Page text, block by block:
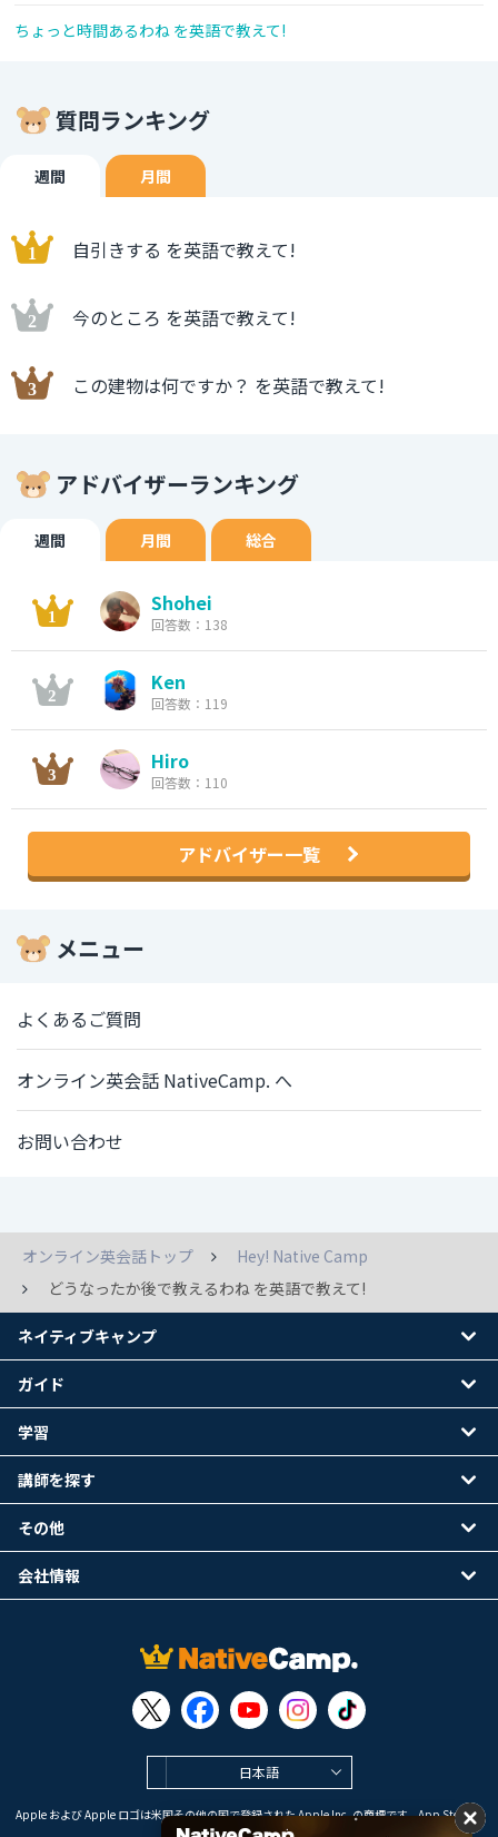
ちょっと時間あるわね を英語で教えて!
質問ランキング
週間 月間
自引きする を英語で教えて!
今のところ を英語で教えて!
この建物は何ですか？ を英語で教えて!
アドバイザーランキング
週間 月間 総合
Shohei
回答数：138
Ken
回答数：119
Hiro
回答数：110
アドバイザー一覧
メニュー
よくあるご質問
オンライン英会話 NativeCamp. へ
お問い合わせ
オンライン英会話トップ
Hey! Native Camp
どうなったか後で教えるわね を英語で教えて!
日本語
Apple および Apple ロゴは米国その他の国で登録された Apple Inc. の商標です。App Store は
Apple Inc. のサービスマークです。
ネイティブキャンプ
ガイド
学習
講師を探す
その他
会社情報